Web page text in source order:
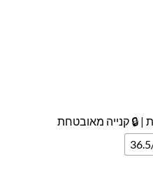
| 🔒 קנייה מאובטחת